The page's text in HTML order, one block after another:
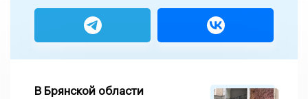
В Брянской области